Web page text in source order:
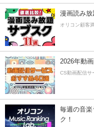
漫画読み放
オリコン顧客
2026年動
CS動画配信サ
毎週の音
ク！